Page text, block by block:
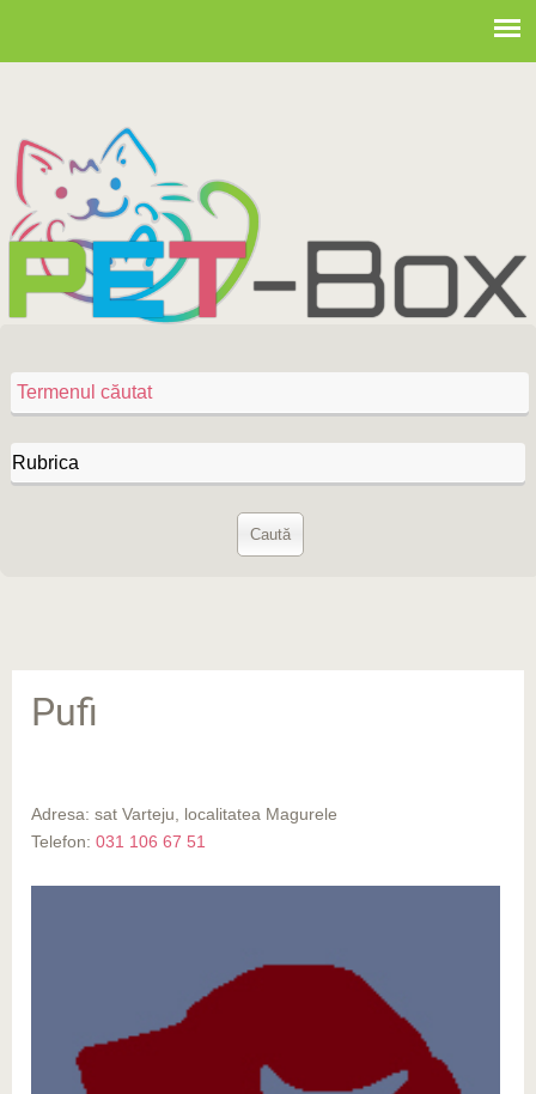
Pufi
Adresa: sat Varteju, localitatea Magurele
Telefon: 031 106 67 51